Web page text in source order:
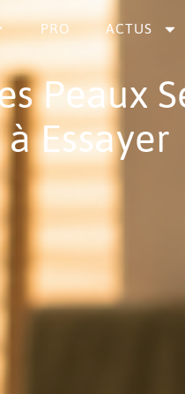
PRO ACTUS
Peaux
Essayer